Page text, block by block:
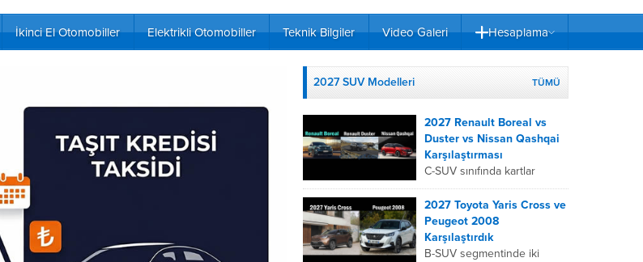
İkinci El Otomobiller Elektrikli Otomobiller Teknik Bilgiler Video Galeri Hesaplama
2027 SUV Modelleri TÜMÜ
2027 Renault Boreal vs
Duster vs Nissan Qashqai
Karşılaştırması
C-SUV sınıfında kartlar
yeniden dağıtıldı. 2027
Renault Boreal, Renault
Duster ve Nissan Qashqai;
her biri farklı bir sürüş
deneyimi, motor...
2027 Toyota Yaris Cross ve
Peugeot 2008
Karşılaştırdık
B-SUV segmentinde iki